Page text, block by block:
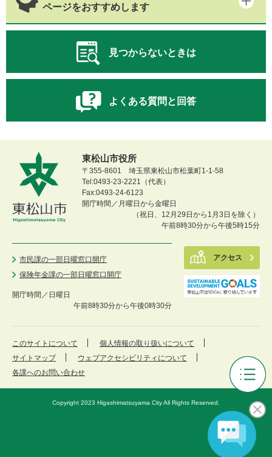
審
等
メ
ニ
ページをおすすめします
見つからないときは
よくある質問と回答
東松山市役所
〒355-8601 埼玉県東松山市松葉町1-1-58
Tel:0493-23-2221（代表）
Fax:0493-24-6123
開庁時間／月曜日から金曜日
（祝日、12月29日から1月3日を除く）
午前8時30分から午後5時15分
市民課の一部日曜窓口開庁
保険年金課の一部日曜窓口開庁
開庁時間／ 日曜日
午前8時30分から午後0時30分
アクセス
このサイトについて
個人情報の取り扱いについて
サイトマップ
ウェブアクセシビリティについて
各課へのお問い合わせ
Copyright 2023 Higashimatsuyama City All Rights Reserved.